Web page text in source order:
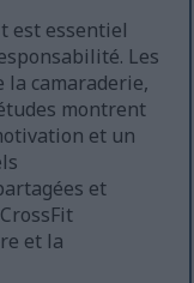
est essentiel
Les
la camaraderie,
montrent
et un
et
et la